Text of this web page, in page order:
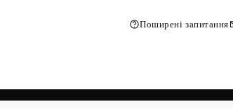
Поширені запитання